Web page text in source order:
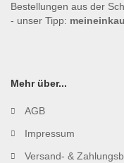
Bestellungen aus der
- unser Tipp:
Mehr über...
AGB
Impressum
Versand- &